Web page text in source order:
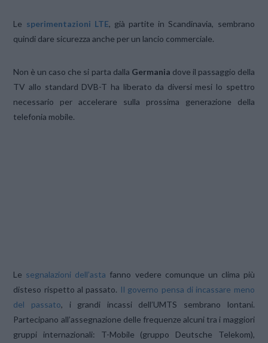
Le sperimentazioni LTE, già partite in Scandinavia, sembrano
quindi dare sicurezza anche per un lancio commerciale.
Non è un caso che si parta dalla Germania dove il passaggio della
TV allo standard DVB-T ha liberato da diversi mesi lo spettro
necessario per accelerare sulla prossima generazione della
telefonia mobile.
Le segnalazioni dell’asta fanno vedere comunque un clima più
disteso rispetto al passato. Il governo pensa di incassare meno
del passato, i grandi incassi dell’UMTS sembrano lontani.
Partecipano all’assegnazione delle frequenze alcuni tra i maggiori
gruppi internazionali: T-Mobile (gruppo Deutsche Telekom),